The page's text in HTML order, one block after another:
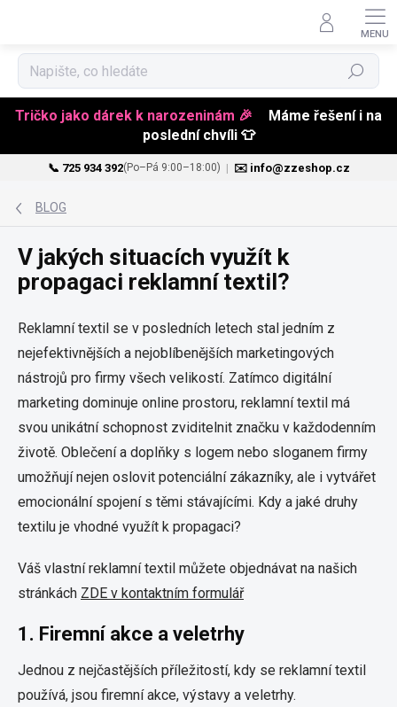
Tričko jako dárek k narozeninám 🎉
Máme řešení i na
poslední chvíli 👕
📞 725 934 392(Po–Pá 9:00–18:00) | ✉️ info@zzeshop.cz
Hledat
BLOG
V jakých situacích využít k
propagaci reklamní textil?
Reklamní textil se v posledních letech stal jedním z
nejefektivnějších a nejoblíbenějších marketingových
nástrojů pro firmy všech velikostí. Zatímco digitální
marketing dominuje online prostoru, reklamní textil má
svou unikátní schopnost zviditelnit značku v každodenním
životě. Oblečení a doplňky s logem nebo sloganem firmy
umožňují nejen oslovit potenciální zákazníky, ale i vytvářet
emocionální spojení s těmi stávajícími. Kdy a jaké druhy
textilu je vhodné využít k propagaci?
Váš vlastní reklamní textil můžete objednávat na našich
stránkách ZDE v kontaktním formulář
1. Firemní akce a veletrhy
Jednou z nejčastějších příležitostí, kdy se reklamní textil
používá, jsou firemní akce, výstavy a veletrhy.